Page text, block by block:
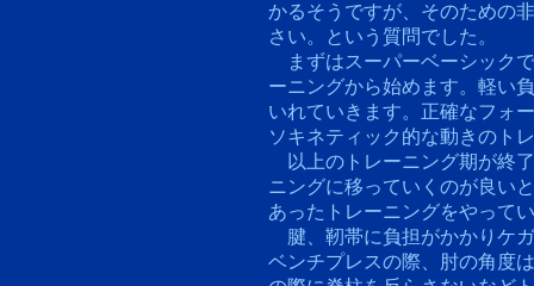
かるそうですが、そのための
さい。という質問でした。
まずはスーパーベーシック
ーニングから始めます。軽い
いれていきます。正確なフォ
ソキネティック的な動きのト
以上のトレーニング期が終
ニングに移っていくのが良い
あったトレーニングをやって
腱、靭帯に負担がかかりケ
ベンチプレスの際、肘の角度